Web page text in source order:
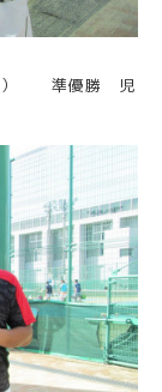
右） 準優勝 児